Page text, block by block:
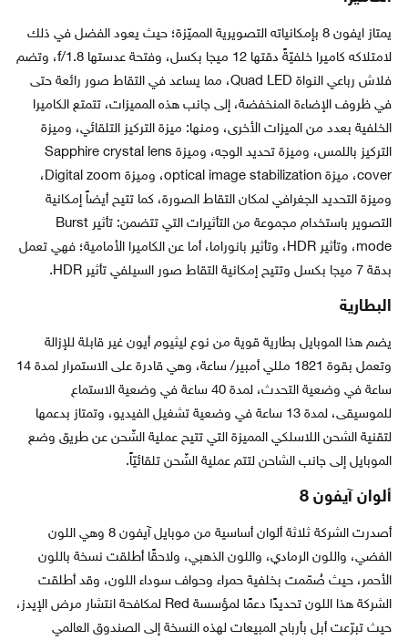
يمتاز ايفون 8 بإمكانياته التصويرية المميّزة؛ حيث يعود الفضل في ذلك
لامتلاكه كاميرا خلفيّةً دقتها 12 ميجا بكسل، وفتحة عدستها f/1.8، وتضم
فلاش رباعي النواة Quad LED، مما يساعد في التقاط صور رائعة حتى
في ظروف الإضاءة المنخفضة، إلى جانب هذه المميزات، تتمتع الكاميرا
الخلفية بعدد من الميزات الأخرى، ومنها: ميزة التركيز التلقائي، وميزة
التركيز باللمس، وميزة تحديد الوجه، وميزة Sapphire crystal lens
cover، ميزة optical image stabilization، وميزة Digital zoom،
وميزة التحديد الجغرافي لمكان التقاط الصورة، كما تتيح أيضاً إمكانية
التصوير باستخدام مجموعة من التأثيرات التي تتضمن: تأثير Burst
mode، وتأثير HDR، وتأثير بانوراما، أما عن الكاميرا الأمامية؛ فهي تعمل
بدقة 7 ميجا بكسل وتتيح إمكانية التقاط صور السيلفي تأثير HDR.
البطارية
يضم هذا الموبايل بطارية قوية من نوع ليثيوم أيون غير قابلة للإزالة
وتعمل بقوة 1821 مللي أمبير/ ساعة، وهي قادرة على الاستمرار لمدة 14
ساعة في وضعية التحدث، لمدة 40 ساعة في وضعية الاستماع
للموسيقى، لمدة 13 ساعة في وضعية تشغيل الفيديو، وتمتاز بدعمها
لتقنية الشحن اللاسلكي المميزة التي تتيح عملية الشّحن عن طريق وضع
الموبايل إلى جانب الشاحن لتتم عملية الشّحن تلقائيّاً.
ألوان آيفون 8
أصدرت الشركة ثلاثة ألوان أساسية من موبايل آيفون 8 وهي اللون
الفضي، واللون الرمادي، واللون الذهبي، ولاحقًا أطلقت نسخة باللون
الأحمر، حيث صُمّمت بخلفية حمراء وحواف سوداء اللون، وقد أطلقت
الشركة هذا اللون تحديدًا دعمًا لمؤسسة Red لمكافحة انتشار مرض الإيدز،
حيث تبرّعت أبل بأرباح المبيعات لهذه النسخة إلى الصندوق العالمي